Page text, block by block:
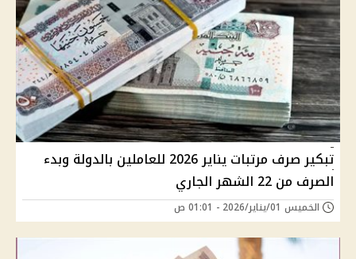
تبكير صرف مرتبات يناير 2026 للعاملين بالدولة وبدء
الصرف من 22 الشهر الجاري
الخميس 01/يناير/2026 - 01:01 ص